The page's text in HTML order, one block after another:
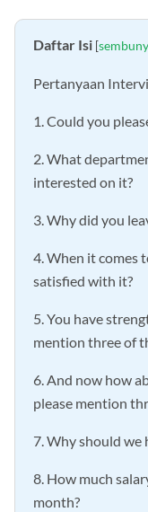
Daftar Isi [
Pertanyaan
1. Could you
2. What
interested on it?
3. Why did you
4. When it comes
satisfied with it?
5. You have
mention three of
6. And now how
please mention
7. Why should we
8. How much
month?